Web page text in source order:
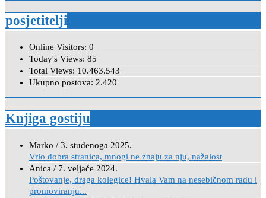
posjetitelji
Online Visitors: 0
Today's Views: 85
Total Views: 10.463.543
Ukupno postova: 2.420
Knjiga gostiju
Marko / 3. studenoga 2025.
Vrlo dobra stranica, mnogi ne znaju za nju, nažalost
Anica / 7. veljače 2024.
Poštovanje, draga kolegice! Hvala Vam na nesebičnom radu i
promoviranju...